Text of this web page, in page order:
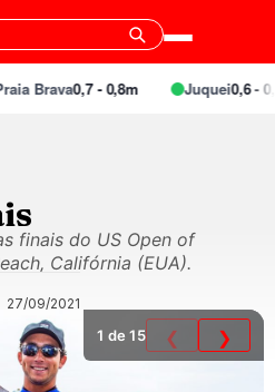
Brava0,7 - 0,8m Juquei0,6 -
finais do US Open of
Califórnia (EUA).
27/09/2021
1 de 15 ❮ ❯